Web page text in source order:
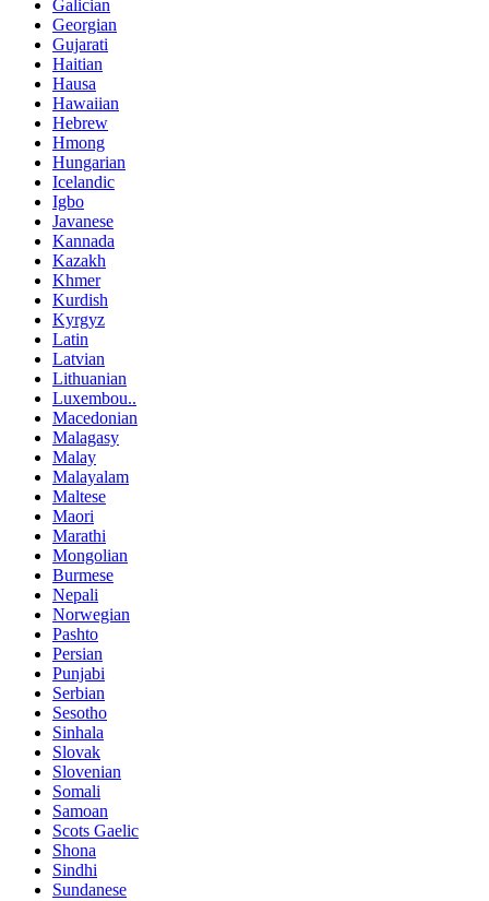
Galician
Georgian
Gujarati
Haitian
Hausa
Hawaiian
Hebrew
Hmong
Hungarian
Icelandic
Igbo
Javanese
Kannada
Kazakh
Khmer
Kurdish
Kyrgyz
Latin
Latvian
Lithuanian
Luxembou..
Macedonian
Malagasy
Malay
Malayalam
Maltese
Maori
Marathi
Mongolian
Burmese
Nepali
Norwegian
Pashto
Persian
Punjabi
Serbian
Sesotho
Sinhala
Slovak
Slovenian
Somali
Samoan
Scots Gaelic
Shona
Sindhi
Sundanese